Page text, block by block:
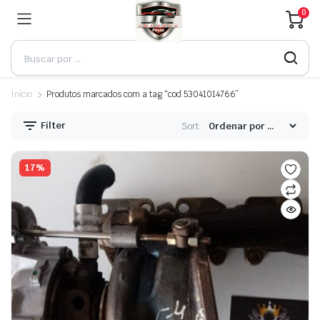
0
Início Produtos marcados com a tag “cod 53041014766”
Filter Sort:
17%